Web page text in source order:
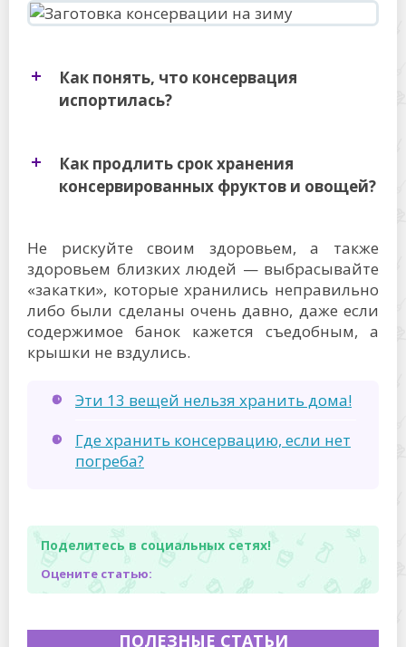
Как понять, что консервация
испортилась?
Как продлить срок хранения
консервированных фруктов и овощей?
Не рискуйте своим здоровьем, а также
здоровьем близких людей — выбрасывайте
«закатки», которые хранились неправильно
либо были сделаны очень давно, даже если
содержимое банок кажется съедобным, а
крышки не вздулись.
Эти 13 вещей нельзя хранить дома!
Где хранить консервацию, если нет
погреба?
Поделитесь в социальных сетях!
Оцените статью:
ПОЛЕЗНЫЕ СТАТЬИ